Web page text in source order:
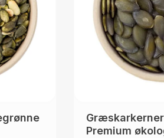
Premium